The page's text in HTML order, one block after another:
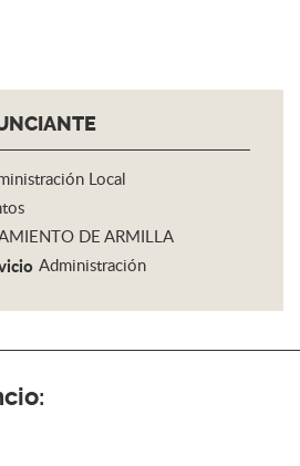
Local
DE ARMILLA
Administración